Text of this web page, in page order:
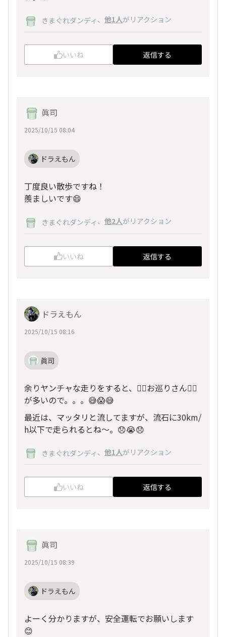
きまぐれダンディ 、 他1人がリアクション
いいね 返信する
眞司
2025/10/15 08:04
ドラえもん
丁度良い散歩ですね！
羨ましいです😄
きまぐれダンディ 、 他2人がリアクション
いいね 返信する
ドラえもん
2025/10/15 08:16
眞司
余りヤンチャな走りをすると、👮‍♂️お巡りさん👮‍♂️
が多いので。。。😅😱😅
最近は、マッタリと流してますが、流石に30km/
h以下で走られるとね〜。😞😭😞
きまぐれダンディ 、 他1人がリアクション
いいね 返信する
眞司
2025/10/15 08:39
ドラえもん
よーく分かりますが、安全運転でお願いします
😊